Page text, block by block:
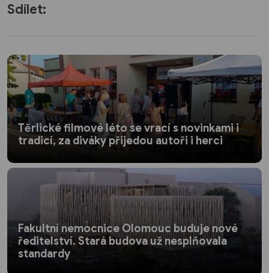
Sdílet:
Těrlické filmové léto se vrací s novinkami i
tradicí, za diváky přijedou autoři i herci
Fakultní nemocnice Olomouc buduje nové
ředitelství. Stará budova už nesplňovala
standardy